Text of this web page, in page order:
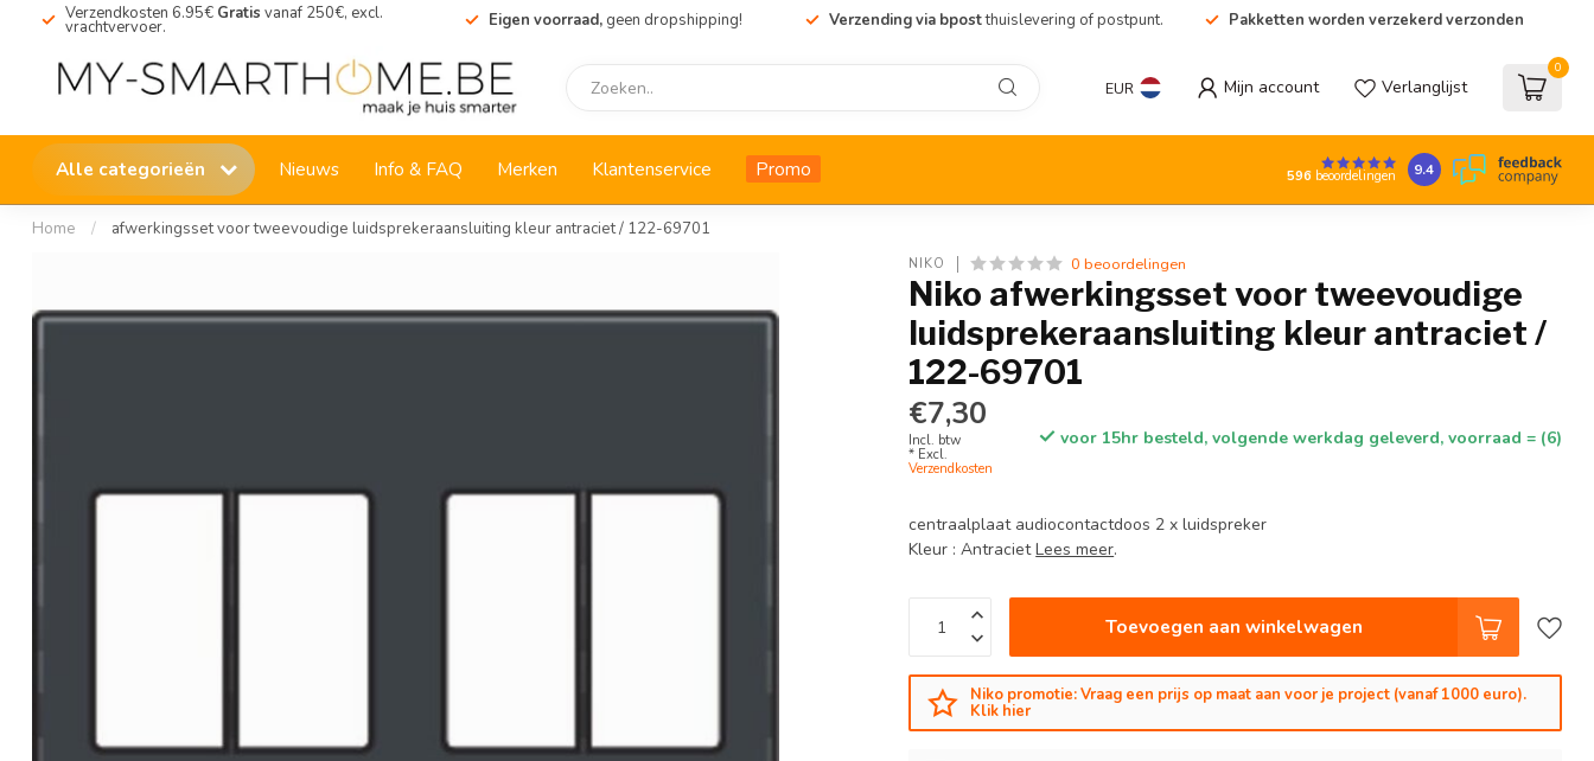
Verzendkosten 6.95€ Gratis vanaf 250€, excl.
vrachtvervoer. Eigen voorraad, geen dropshipping! Verzending via bpostthuislevering of postpunt. Pakketten worden verzekerd verzonden
EUR Mijn account Verlanglijst
0
Alle categorieën Nieuws Info & FAQ Merken Klantenservice Promo 596beoordelingen 9.4
Home / afwerkingsset voor tweevoudige luidsprekeraansluiting kleur antraciet / 122-69701
NIKO 0 beoordelingen
Niko afwerkingsset voor tweevoudige
luidsprekeraansluiting kleur antraciet /
122-69701
€7,30
Incl. btw
* Excl.
Verzendkosten
voor 15hr besteld, volgende werkdag geleverd, voorraad = (6)
centraalplaat audiocontactdoos 2 x luidspreker
Kleur : AntracietLees meer.
Toevoegen aan winkelwagen
Niko promotie: Vraag een prijs op maat aan voor je project (vanaf 1000 euro).
Klik hier